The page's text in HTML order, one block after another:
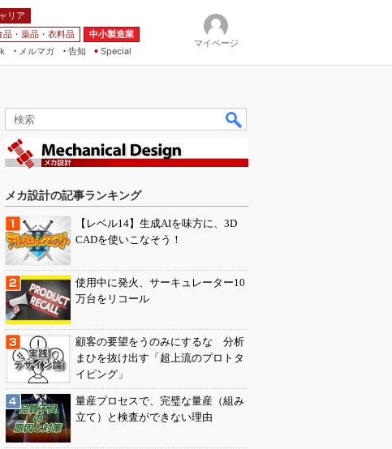
リア
品・薬品・衣料品
中小製造業
メルマガ
告知 Special
マイページ
メカ設計の記事ランキング
【レベル14】生成AIを味方に、3D
CADを使いこなそう！
使用中に発火、サーキュレーター10
万台をリコール
顧客の要望をうのみにするな 分析
まひを抜け出す「超上流のプロトタ
イピング」
量産プロセスで、完璧な量産（組み
立て）と検査ができない理由